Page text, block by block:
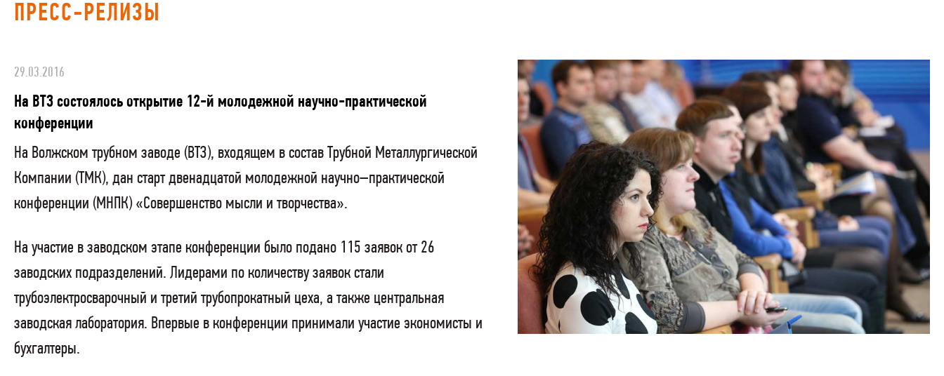
ПРЕСС-РЕЛИЗЫ
29.03.2016
На ВТЗ состоялось открытие 12-й молодежной научно-практической
конференции
На Волжском трубном заводе (ВТЗ), входящем в состав Трубной Металлургической
Компании (ТМК), дан старт двенадцатой молодежной научно–практической
конференции (МНПК) «Совершенство мысли и творчества».
На участие в заводском этапе конференции было подано 115 заявок от 26
заводских подразделений. Лидерами по количеству заявок стали
трубоэлектросварочный и третий трубопрокатный цеха, а также центральная
заводская лаборатория. Впервые в конференции принимали участие экономисты и
бухгалтеры.